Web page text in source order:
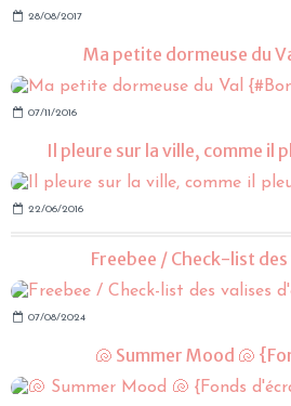
28/08/2017
Ma petite dormeuse du
07/11/2016
Il pleure sur la ville, comme il
22/06/2016
Freebee / Check-list
07/08/2024
🐚 Summer Mood 🐚